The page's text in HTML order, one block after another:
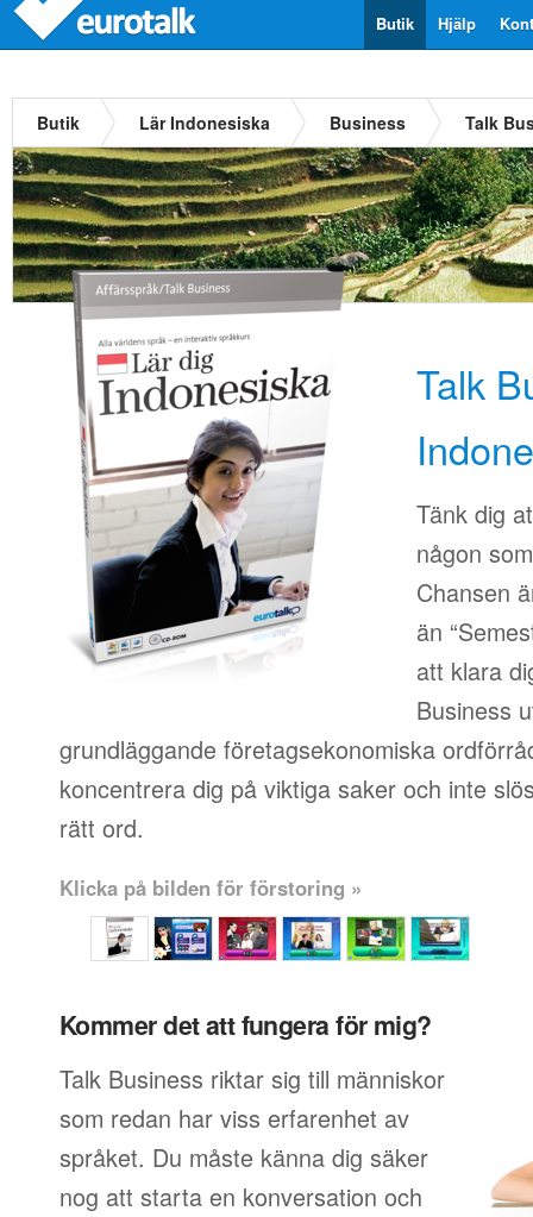
Hjälp
Butik
Butik Lär Indonesiska Business Talk
Talk
Tänk dig
någon
Chansen
än
att klara
Business
grundläggande företagsekonomiska
koncentrera dig på viktiga saker och inte
rätt ord.
Klicka på bilden för förstoring »
Kommer det att fungera för mig?
Talk Business riktar sig till människor
som redan har viss erfarenhet av
språket. Du måste känna dig säker
nog att starta en konversation och